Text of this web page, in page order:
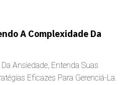
A Complexidade Da
Ansiedade, Entenda Suas
Eficazes Para Gerenciá-La.